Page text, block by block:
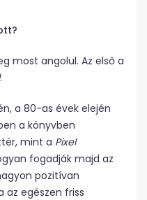
most angolul. Az első a
.
a 80-as évek elején
a könyvben
mint a Pixel
fogadják majd az
pozitívan
az egészen friss